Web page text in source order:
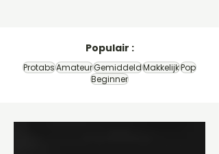
Populair :
ProtabsAmateurGemiddeldMakkelijkPop
Beginner